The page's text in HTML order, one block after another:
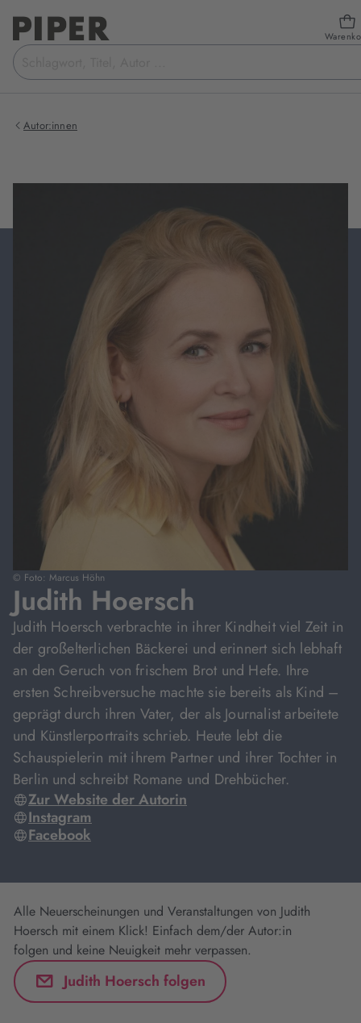
Suchbegriff
eingeben
Autor:innen
© Foto: Marcus Höhn
Judith Hoersch
Judith Hoersch verbrachte in ihrer Kindheit viel Zeit in
der großelterlichen Bäckerei und erinnert sich lebhaft
an den Geruch von frischem Brot und Hefe. Ihre
ersten Schreibversuche machte sie bereits als Kind –
geprägt durch ihren Vater, der als Journalist arbeitete
und Künstlerportraits schrieb. Heute lebt die
Schauspielerin mit ihrem Partner und ihrer Tochter in
Berlin und schreibt Romane und Drehbücher.
Zur Website der Autorin
Instagram
Facebook
Alle Neuerscheinungen und Veranstaltungen von Judith
Hoersch mit einem Klick! Einfach dem/der Autor:in
folgen und keine Neuigkeit mehr verpassen.
Judith Hoersch folgen